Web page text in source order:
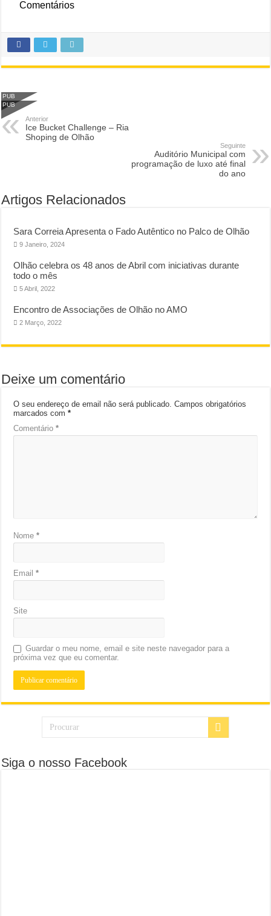
Comentários
PUB
PUB
Anterior
Ice Bucket Challenge – Ria
Shoping de Olhão
Seguinte
Auditório Municipal com
programação de luxo até final
do ano
Artigos Relacionados
Sara Correia Apresenta o Fado Autêntico no Palco de Olhão
9 Janeiro, 2024
Olhão celebra os 48 anos de Abril com iniciativas durante
todo o mês
5 Abril, 2022
Encontro de Associações de Olhão no AMO
2 Março, 2022
Deixe um comentário
O seu endereço de email não será publicado. Campos obrigatórios
marcados com*
Comentário*
Nome*
Email*
Site
Guardar o meu nome, email e site neste navegador para a
próxima vez que eu comentar.
Siga o nosso Facebook